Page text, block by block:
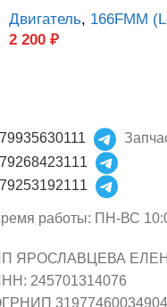
Двигатель, 166FMM
2 200 ₽
работы: ПН-ВС
ЯРОСЛАВЦЕВА
245701314076